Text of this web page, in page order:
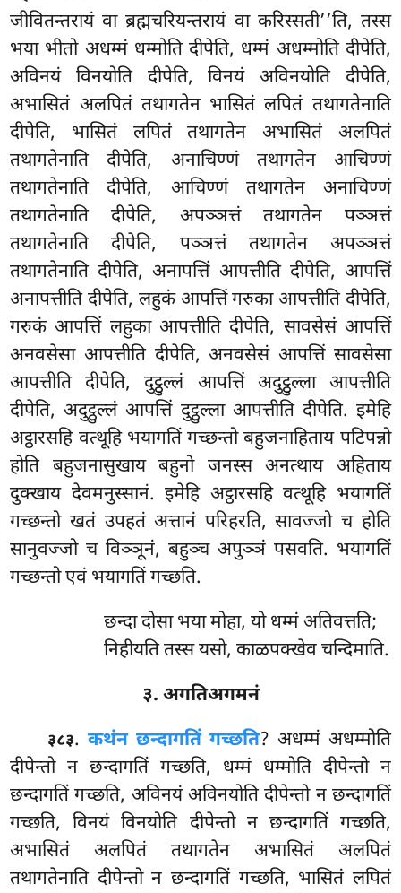
जीवितन्तरायं वा ब्रह्मचरियन्तरायं वा करिस्सती’’ति, तस्स
भया भीतो अधम्मं धम्मोतिदीपेति, धम्मं अधम्मोति दीपेति,
अविनयं विनयोति दीपेति, विनयं अविनयोति दीपेति,
अभासितं अलपितं तथागतेन भासितं लपितं तथागतेनाति
दीपेति, भासितं लपितं तथागतेन अभासितं अलपितं
तथागतेनाति दीपेति, अनाचिण्णं तथागतेन आचिण्णं
तथागतेनाति दीपेति, आचिण्णं तथागतेन अनाचिण्णं
तथागतेनाति दीपेति, अपञ्ञत्तं तथागतेन पञ्ञत्तं
तथागतेनाति दीपेति, पञ्ञत्तं तथागतेन अपञ्ञत्तं
तथागतेनाति दीपेति, अनापत्तिं आपत्तीति दीपेति, आपत्तिं
अनापत्तीति दीपेति, लहुकं आपत्तिं गरुका आपत्तीति दीपेति,
गरुकं आपत्तिं लहुका आपत्तीति दीपेति, सावसेसं आपत्तिं
अनवसेसा आपत्तीति दीपेति, अनवसेसं आपत्तिं सावसेसा
आपत्तीति दीपेति, दुट्ठुल्लं आपत्तिं अदुट्ठुल्ला आपत्तीति
दीपेति, अदुट्ठुल्लं आपत्तिं दुट्ठुल्ला आपत्तीति दीपेति. इमेहि
अट्ठारसहि वत्थूहि भयागतिं गच्छन्तो बहुजनाहिताय पटिपन्नो
होति बहुजनासुखाय बहुनो जनस्स अनत्थाय अहिताय
दुक्खाय देवमनुस्सानं. इमेहि अट्ठारसहि वत्थूहि भयागतिं
गच्छन्तो खतं उपहतं अत्तानं परिहरति, सावज्जो च होति
सानुवज्जो च विञ्ञूनं, बहुञ्च अपुञ्ञं पसवति. भयागतिं
गच्छन्तो एवं भयागतिं गच्छति.
छन्दा दोसा भया मोहा, यो धम्मं अतिवत्तति;
निहीयति तस्स यसो, काळपक्खेव चन्दिमाति.
३. अगतिअगमनं
३८३. कथंन छन्दागतिं गच्छति? अधम्मं अधम्मोति
दीपेन्तो न छन्दागतिं गच्छति, धम्मं धम्मोति दीपेन्तो न
छन्दागतिंगच्छति, अविनयं अविनयोति दीपेन्तो न छन्दागतिं
गच्छति, विनयं विनयोति दीपेन्तो न छन्दागतिं गच्छति,
अभासितं अलपितं तथागतेन अभासितं अलपितं
तथागतेनाति दीपेन्तो न छन्दागतिं गच्छति, भासितं लपितं